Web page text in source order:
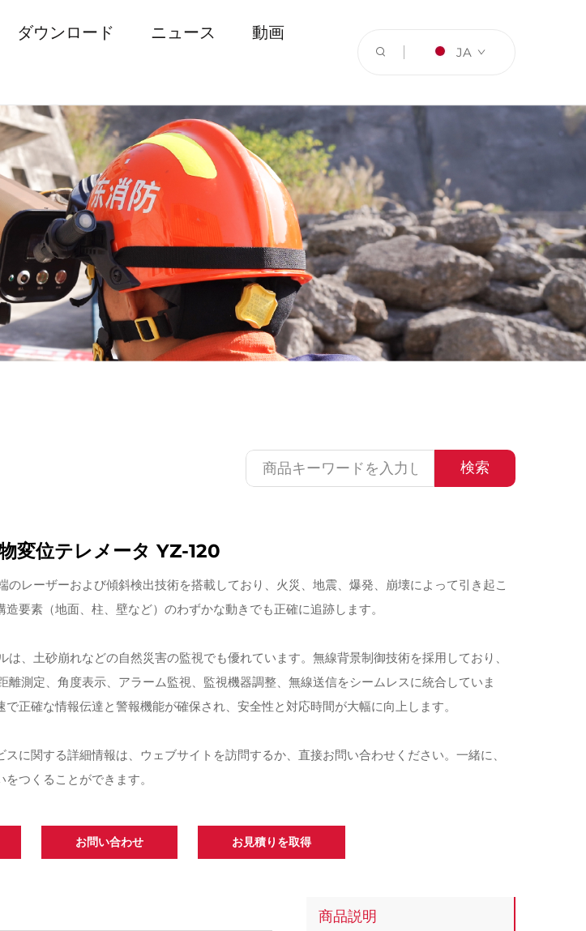
ダウンロード ニュース 動画
JA
検索
変位テレメータ YZ-120
のレーザーおよび傾斜検出技術を搭載しており、火災、地震、爆発、崩壊によって引き起こ
造要素（地面、柱、壁など）のわずかな動きでも正確に追跡します。
は、土砂崩れなどの自然災害の監視でも優れています。無線背景制御技術を採用しており、
離測定、角度表示、アラーム監視、監視機器調整、無線送信をシームレスに統合していま
で正確な情報伝達と警報機能が確保され、安全性と対応時間が大幅に向上します。
スに関する詳細情報は、ウェブサイトを訪問するか、直接お問い合わせください。一緒に、
つくることができます。
お問い合わせ お見積りを取得
商品説明